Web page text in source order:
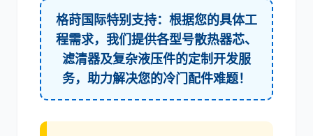
山猫 上柴
格莳国际特别支持：根据您的具体工
程需求，我们提供各型号散热器芯、
滤清器及复杂液压件的定制开发服
务，助力解决您的冷门配件难题！